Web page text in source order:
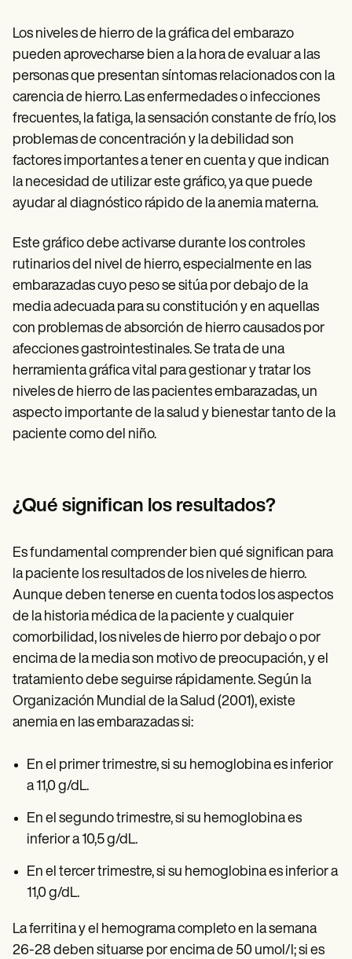
Los niveles de hierro de la gráfica del embarazo
pueden aprovecharse bien a la hora de evaluar a las
personas que presentan síntomas relacionados con la
carencia de hierro. Las enfermedades o infecciones
frecuentes, la fatiga, la sensación constante de frío, los
problemas de concentración y la debilidad son
factores importantes a tener en cuenta y que indican
la necesidad de utilizar este gráfico, ya que puede
ayudar al diagnóstico rápido de la anemia materna.
Este gráfico debe activarse durante los controles
rutinarios del nivel de hierro, especialmente en las
embarazadas cuyo peso se sitúa por debajo de la
media adecuada para su constitución y en aquellas
con problemas de absorción de hierro causados por
afecciones gastrointestinales. Se trata de una
herramienta gráfica vital para gestionar y tratar los
niveles de hierro de las pacientes embarazadas, un
aspecto importante de la salud y bienestar tanto de la
paciente como del niño.
¿Qué significan los resultados?
Es fundamental comprender bien qué significan para
la paciente los resultados de los niveles de hierro.
Aunque deben tenerse en cuenta todos los aspectos
de la historia médica de la paciente y cualquier
comorbilidad, los niveles de hierro por debajo o por
encima de la media son motivo de preocupación, y el
tratamiento debe seguirse rápidamente. Según la
Organización Mundial de la Salud (2001), existe
anemia en las embarazadas si:
En el primer trimestre, si su hemoglobina es inferior
a 11,0 g/dL.
En el segundo trimestre, si su hemoglobina es
inferior a 10,5 g/dL.
En el tercer trimestre, si su hemoglobina es inferior a
11,0 g/dL.
La ferritina y el hemograma completo en la semana
26-28 deben situarse por encima de 50 umol/l; si es